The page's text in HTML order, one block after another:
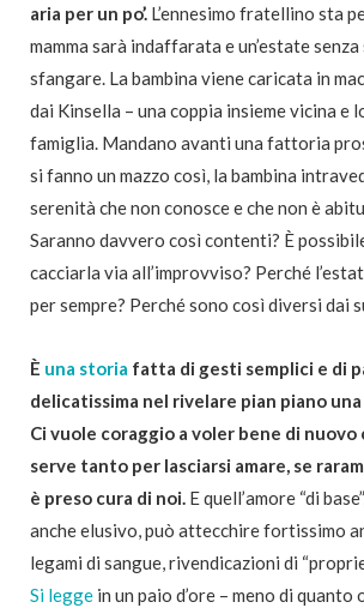
aria per un po’. L’ennesimo fratellino sta
mamma sarà indaffarata e un’estate
sfangare. La bambina viene caricata in
dai Kinsella – una coppia insieme vicina e
famiglia. Mandano avanti una fattoria
si fanno un mazzo così, la bambina
serenità che non conosce e che non è
Saranno davvero così contenti? È
cacciarla via all’improvviso? Perché
per sempre? Perché sono così diversi dai
È una storia fatta di gesti semplici e di
delicatissima nel rivelare pian piano
Ci vuole coraggio a voler bene di nuovo
serve tanto per lasciarsi amare, se
è preso cura di noi. E quell’amore “di
anche elusivo, può attecchire fortissimo
legami di sangue, rivendicazioni di
Si legge in un paio d’ore – meno di quanto